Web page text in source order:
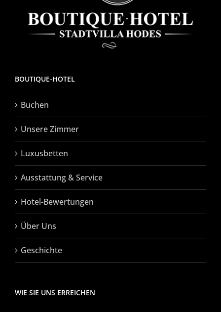
BOUTIQUE-HOTEL
Buchen
Unsere Zimmer
Luxusbetten
Ausstattung & Service
Hotel-Bewertungen
Über Uns
Geschichte
WIE SIE UNS ERREICHEN